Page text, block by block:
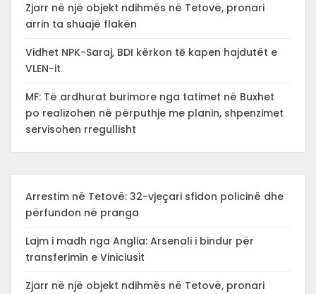
Zjarr në një objekt ndihmës në Tetovë, pronari
arrin ta shuajë flakën
Vidhet NPK-Saraj, BDI kërkon tē kapen hajdutët e
VLEN-it
MF: Të ardhurat burimore nga tatimet në Buxhet
po realizohen në përputhje me planin, shpenzimet
servisohen rregullisht
Arrestim në Tetovë: 32-vjeçari sfidon policinë dhe
përfundon në pranga
Lajm i madh nga Anglia: Arsenali i bindur për
transferimin e Viniciusit
Zjarr në një objekt ndihmës në Tetovë, pronari